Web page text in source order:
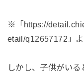
※「https://
etail/q12657172」
しかし、子供がい